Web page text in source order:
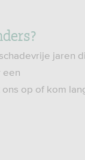
jaren
een
ons op of kom